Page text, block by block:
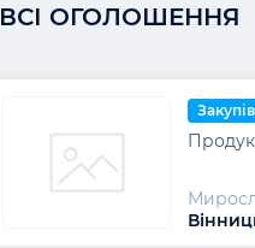
ВСІ ОГОЛОШЕННЯ